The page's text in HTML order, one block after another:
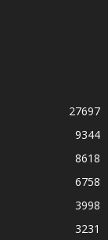
27697
9344
8618
6758
3998
3231